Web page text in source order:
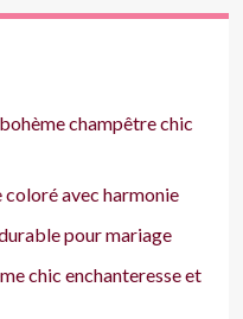
champêtre chic
avec harmonie
pour mariage
chic enchanteresse et